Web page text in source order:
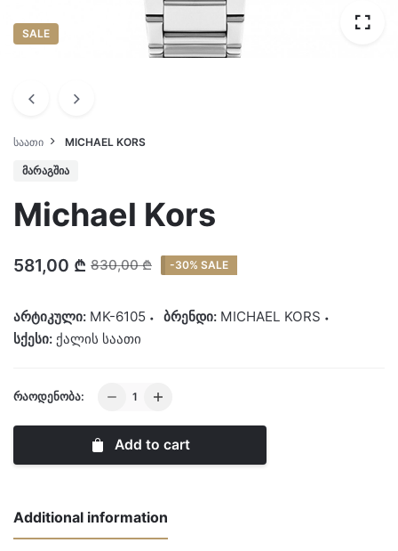
SALE
ᲡᲐᲐᲗᲘ MICHAEL KORS
ᲛᲐᲠᲐᲒᲨᲘᲐ
Michael Kors
581,00 ₾ 830,00₾ -30% SALE
არტიკული: MK-6105 ბრენდი: MICHAEL KORS
სქესი: ქალის საათი
ᲠᲐᲝᲓᲔᲜᲝᲑᲐ:
Michael
quantity
Add to cart
Additional information